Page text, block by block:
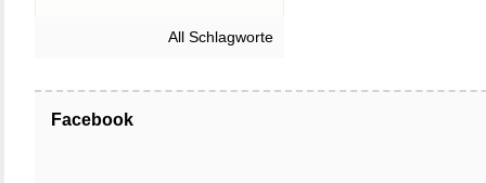
All Schlagworte
Facebook